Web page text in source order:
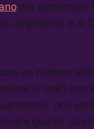
per aumentare
al governo e al
un numero
in molti
non
guariti.